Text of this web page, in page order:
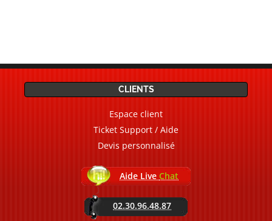
CLIENTS
Espace client
Ticket Support / Aide
Devis personnalisé
Aide Live Chat
02.30.96.48.87